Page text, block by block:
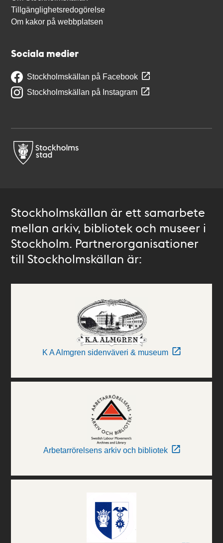
Tillgänglighetsredogörelse
Om kakor på webbplatsen
Sociala medier
Stockholmskällan på Facebook
Stockholmskällan på Instagram
Stockholmskällan är ett samarbete
mellan arkiv, bibliotek och museer i
Stockholm. Partnerorganisationer
till Stockholmskällan är:
K A Almgren sidenväveri & museum
Arbetarrörelsens arkiv och bibliotek